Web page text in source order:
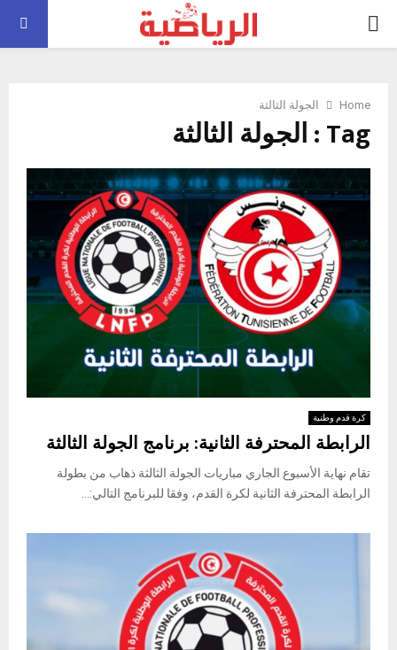
PRIMARY
Home الجولة الثالثة
Tag : الجولة الثالثة
كرة قدم وطنية
الرابطة المحترفة الثانية: برنامج الجولة الثالثة
تقام نهاية الأسبوع الجاري مباريات الجولة الثالثة ذهاب من بطولة
الرابطة المحترفة الثانية لكرة القدم، وفقا للبرنامج التالي:...